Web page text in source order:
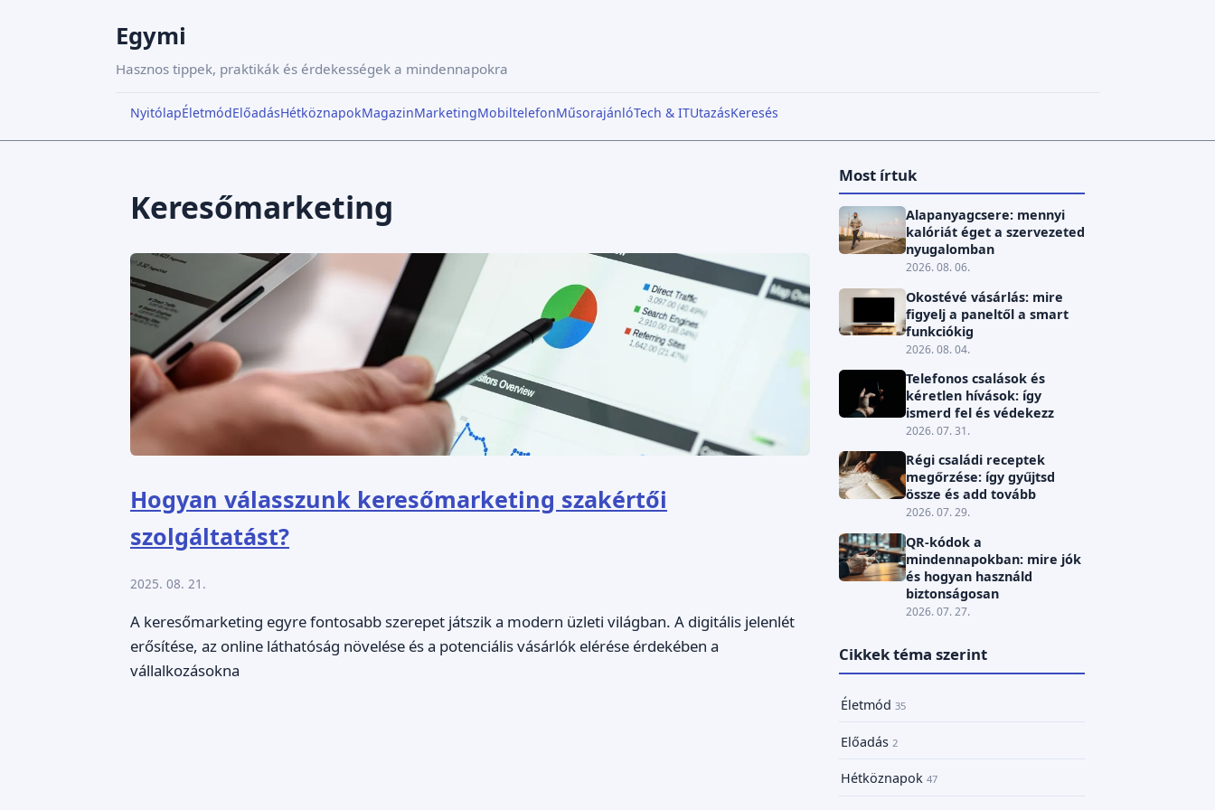
Egymi
Hasznos tippek, praktikák és érdekességek a mindennapokra
NyitólapÉletmódElőadásHétköznapokMagazinMarketingMobiltelefonMűsorajánlóTech & ITUtazásKeresés
Keresőmarketing
Hogyan válasszunk keresőmarketing szakértői
szolgáltatást?
2025. 08. 21.
A keresőmarketing egyre fontosabb szerepet játszik a modern üzleti világban. A digitális jelenlét
erősítése, az online láthatóság növelése és a potenciális vásárlók elérése érdekében a
vállalkozásokna
Most írtuk
Alapanyagcsere: mennyi
kalóriát éget a szervezeted
nyugalomban
2026. 08. 06.
Okostévé vásárlás: mire
figyelj a paneltől a smart
funkciókig
2026. 08. 04.
Telefonos csalások és
kéretlen hívások: így
ismerd fel és védekezz
2026. 07. 31.
Régi családi receptek
megőrzése: így gyűjtsd
össze és add tovább
2026. 07. 29.
QR-kódok a
mindennapokban: mire jók
és hogyan használd
biztonságosan
2026. 07. 27.
Cikkek téma szerint
Életmód 35
Előadás 2
Hétköznapok 47